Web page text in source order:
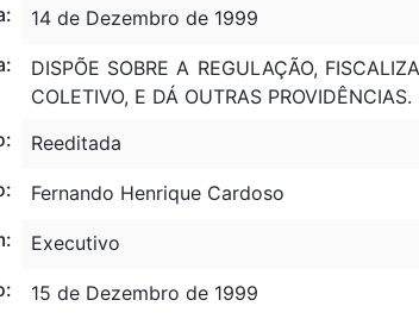
14 de Dezembro de 1999
DISPÕE SOBRE A REGULAÇÃO,
COLETIVO, E DÁ OUTRAS PROVIDÊNCIAS.
Reeditada
Fernando Henrique Cardoso
Executivo
15 de Dezembro de 1999